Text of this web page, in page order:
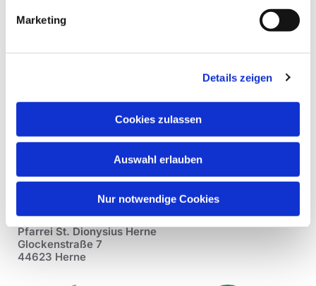
Marketing
Details zeigen
Cookies zulassen
Auswahl erlauben
Nur notwendige Cookies
Pfarrei St. Dionysius Herne
Glockenstraße 7
44623 Herne